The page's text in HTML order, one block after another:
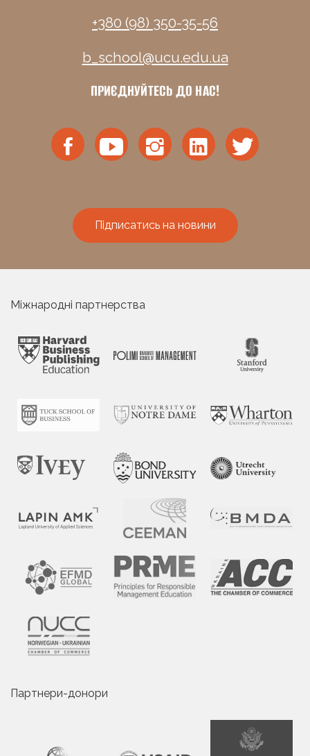
+380 (98) 350-35-56
b_school@ucu.edu.ua
ПРИЄДНУЙТЕСЬ ДО НАС!
Підписатись на новини
Міжнародні партнерства
Партнери-донори